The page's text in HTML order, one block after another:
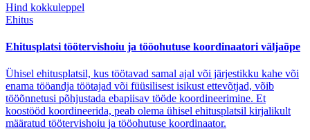
Hind kokkuleppel
Ehitus
Ehitusplatsi töötervishoiu ja tööohutuse koordinaatori väljaõpe
Ühisel ehitusplatsil, kus töötavad samal ajal või järjestikku kahe või
enama tööandja töötajad või füüsilisest isikust ettevõtjad, võib
tööõnnetusi põhjustada ebapiisav tööde koordineerimine. Et
koostööd koordineerida, peab olema ühisel ehitusplatsil kirjalikult
määratud töötervishoiu ja tööohutuse koordinaator.